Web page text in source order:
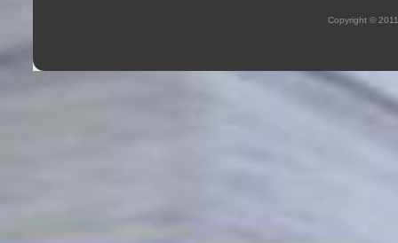
Copyright ©